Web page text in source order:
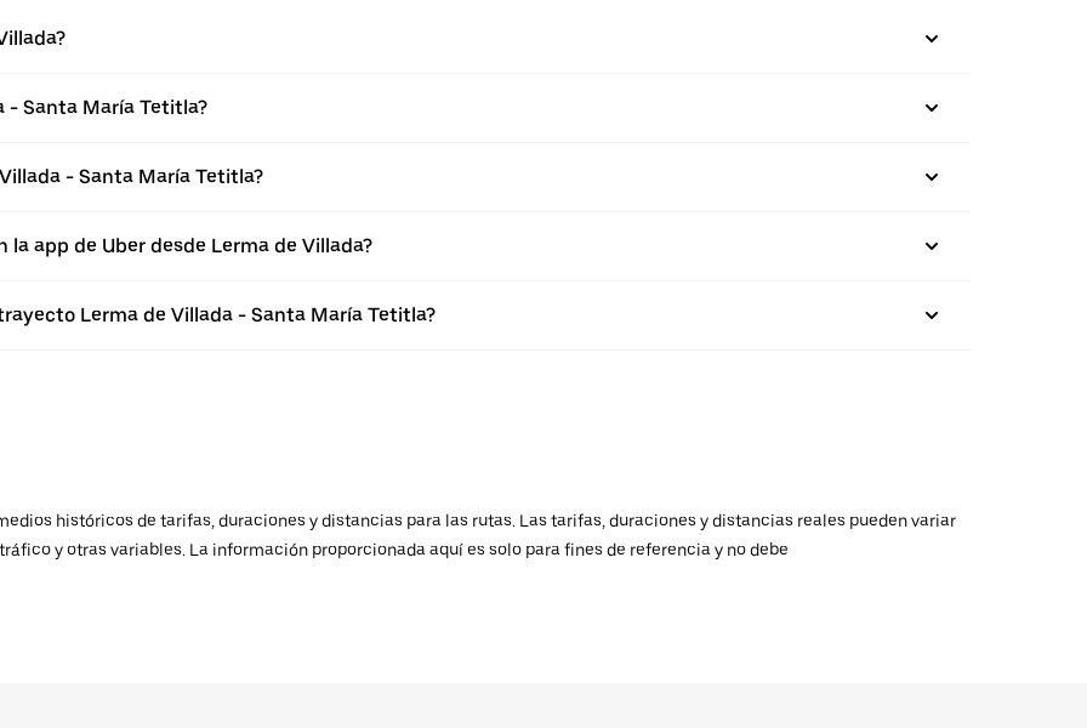
- Santa María Tetitla?
- Santa María Tetitla?
app de Uber desde Lerma de Villada?
Lerma de Villada - Santa María Tetitla?
históricos de tarifas, duraciones y distancias para las rutas. Las tarifas, duraciones y distancias reales pueden variar
y otras variables. La información proporcionada aquí es solo para fines de referencia y no debe